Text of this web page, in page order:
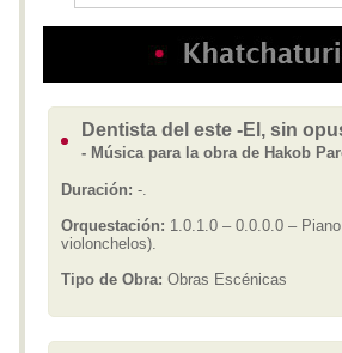
Dentista del este -El, sin
- Música para la obra de Hakob
Duración: -.
Orquestación: 1.0.1.0 – 0.0.0.0 –
violonchelos).
Tipo de Obra: Obras Escénicas